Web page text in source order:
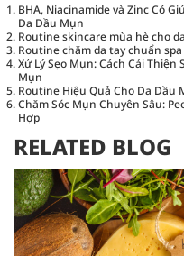
BHA, Niacinamide và Zinc Có
Da Dầu Mụn
Routine skincare mùa hè cho
Routine chăm da tay chuẩn
Xử Lý Sẹo Mụn: Cách Cải Thiện
Mụn
Routine Hiệu Quả Cho Da Dầu
Chăm Sóc Mụn Chuyên Sâu:
Hợp
RELATED BLOG